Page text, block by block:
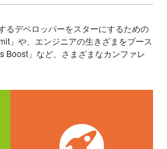
るデベロッパーをスターにするための
」や、エンジニアの生きざまをブース
Boost」など、さまざまなカンファレ